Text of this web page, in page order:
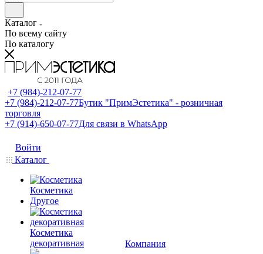
Каталог
По всему сайту
По каталогу
+7 (984)-212-07-77
+7 (984)-212-07-77Бутик "ПримЭстетика" - розничная
торговля
+7 (914)-650-07-77Для связи в WhatsApp
Войти
Каталог
Косметика
Другое
Косметика
декоративная
Компания